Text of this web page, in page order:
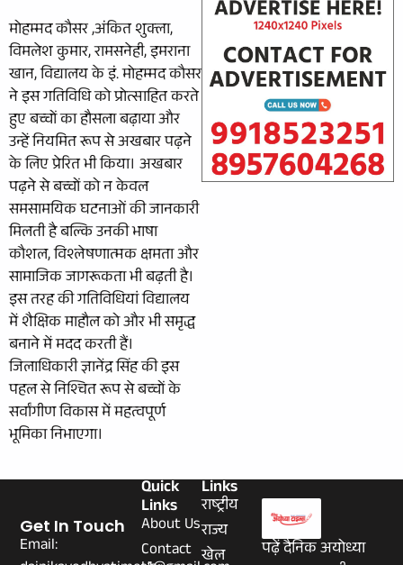
मोहम्मद कौसर ,अंकित शुक्ला,
विमलेश कुमार, रामसनेही, इमराना
खान, विद्यालय के इं. मोहम्मद कौसर
ने इस गतिविधि को प्रोत्साहित करते
हुए बच्चों का हौसला बढ़ाया और
उन्हें नियमित रूप से अखबार पढ़ने
के लिए प्रेरित भी किया। अखबार
पढ़ने से बच्चों को न केवल
समसामयिक घटनाओं की जानकारी
मिलती है बल्कि उनकी भाषा
कौशल, विश्लेषणात्मक क्षमता और
सामाजिक जागरूकता भी बढ़ती है।
इस तरह की गतिविधियां विद्यालय
में शैक्षिक माहौल को और भी समृद्ध
बनाने में मदद करती हैं।
जिलाधिकारी ज्ञानेंद्र सिंह की इस
पहल से निश्चित रूप से बच्चों के
सर्वांगीण विकास में महत्वपूर्ण
भूमिका निभाएगा।
पढ़ें दैनिक अयोध्या
Links
राष्ट्रीय
राज्य
खेल
Quick
Links
About Us
Contact
Get In Touch
Email: